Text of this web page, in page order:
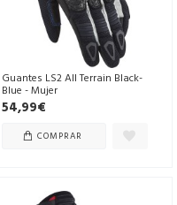
Guantes LS2 All Terrain Black-
Blue - Mujer
54,99€
COMPRAR